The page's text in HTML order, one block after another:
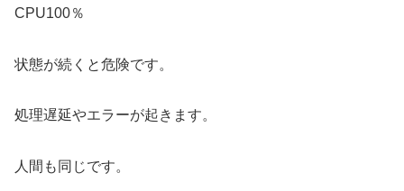
CPU100％
状態が続くと危険です。
処理遅延やエラーが起きます。
人間も同じです。